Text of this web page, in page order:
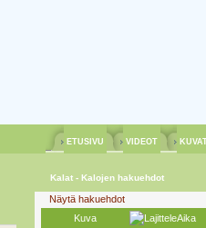
ETUSIVU VIDEOT
Kalat - Kalojen hakuehdot
Näytä hakuehdot
Kuva
Aika